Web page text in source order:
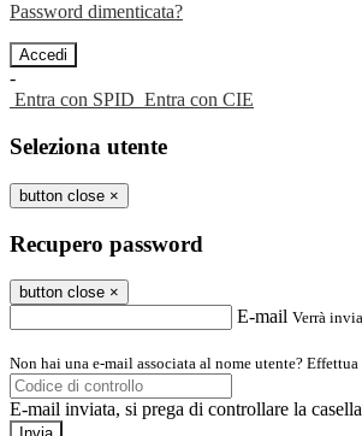
Password dimenticata?
-
Entra con SPID Entra con CIE
Seleziona utente
button close ×
Recupero password
button close ×
E-mail Verrà
Non hai una e-mail associata al nome utente?
E-mail inviata, si prega di controllare la